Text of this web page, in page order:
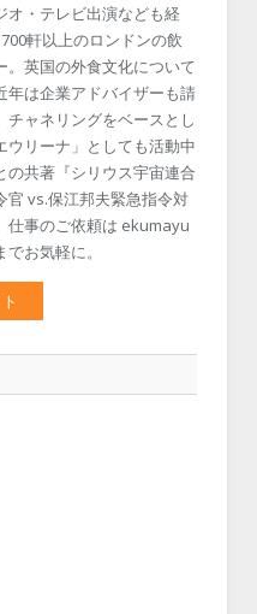
オ・テレビ出演なども経
軒以上のロンドンの飲
。英国の外食文化について
年は企業アドバイザーも請
チャネリングをベースとし
ウリーナ」としても活動中
の共著『シリウス宇宙連合
官 vs.保江邦夫緊急指令対
仕事のご依頼は ekumayu
お気軽に。